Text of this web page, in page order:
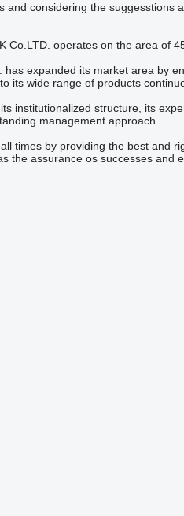
considering the suggesstions
operates on the area of
expanded its market area by
its wide range of products
institutionalized structure, its
management approach.
times by providing the best and
the assurance os successes and